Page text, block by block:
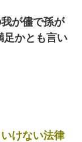
が儘で孫が
足かとも言い
けない法律